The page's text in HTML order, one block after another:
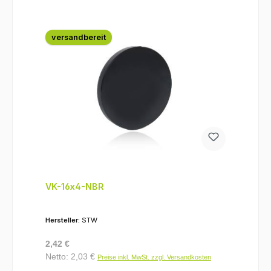
versandbereit
VK-16x4-NBR
Hersteller: STW
Regulärer Preis:
2,42 €
Netto: 2,03 € Preise inkl. MwSt. zzgl. Versandkosten